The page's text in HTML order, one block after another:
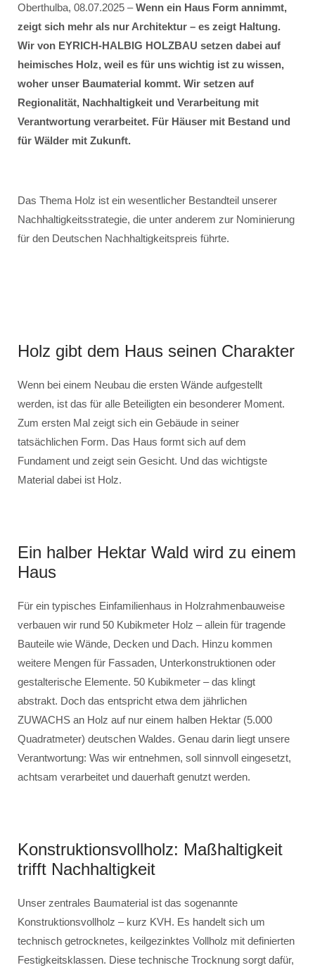
Oberthulba, 08.07.2025 –Wenn ein Haus Form annimmt,
zeigt sich mehr als nur Architektur – es zeigt Haltung.
Wir von EYRICH-HALBIG HOLZBAU setzen dabei auf
heimisches Holz, weil es für uns wichtig ist zu wissen,
woher unser Baumaterial kommt. Wir setzen auf
Regionalität, Nachhaltigkeit und Verarbeitung mit
Verantwortung verarbeitet. Für Häuser mit Bestand und
für Wälder mit Zukunft.
Das Thema Holz ist ein wesentlicher Bestandteil unserer
Nachhaltigkeitsstrategie, die unter anderem zur Nominierung
für den Deutschen Nachhaltigkeitspreis führte.
Holz gibt dem Haus seinen Charakter
Wenn bei einem Neubau die ersten Wände aufgestellt
werden, ist das für alle Beteiligten ein besonderer Moment.
Zum ersten Mal zeigt sich ein Gebäude in seiner
tatsächlichen Form. Das Haus formt sich auf dem
Fundament und zeigt sein Gesicht. Und das wichtigste
Material dabei ist Holz.
Ein halber Hektar Wald wird zu einem
Haus
Für ein typisches Einfamilienhaus in Holzrahmenbauweise
verbauen wir rund 50 Kubikmeter Holz – allein für tragende
Bauteile wie Wände, Decken und Dach. Hinzu kommen
weitere Mengen für Fassaden, Unterkonstruktionen oder
gestalterische Elemente. 50 Kubikmeter – das klingt
abstrakt. Doch das entspricht etwa dem jährlichen
ZUWACHS an Holz auf nur einem halben Hektar (5.000
Quadratmeter) deutschen Waldes. Genau darin liegt unsere
Verantwortung: Was wir entnehmen, soll sinnvoll eingesetzt,
achtsam verarbeitet und dauerhaft genutzt werden.
Konstruktionsvollholz: Maßhaltigkeit
trifft Nachhaltigkeit
Unser zentrales Baumaterial ist das sogenannte
Konstruktionsvollholz – kurz KVH. Es handelt sich um
technisch getrocknetes, keilgezinktes Vollholz mit definierten
Festigkeitsklassen. Diese technische Trocknung sorgt dafür,